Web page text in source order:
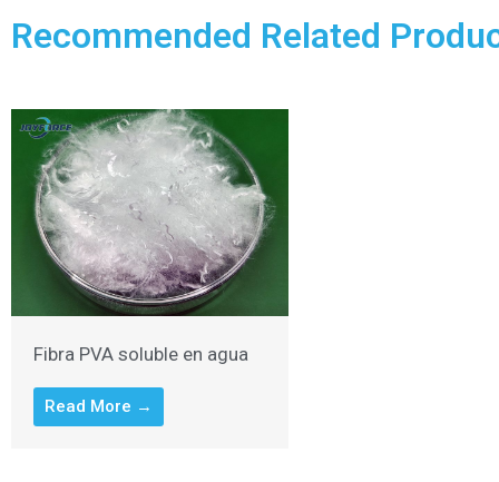
Recommended Related
Fibra PVA soluble en agua
Read More →